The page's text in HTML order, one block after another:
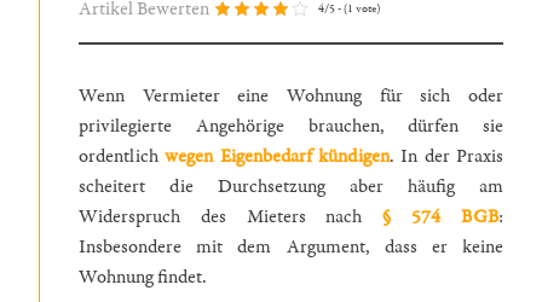
Artikel Bewerten 4/5 - (1 vote)
Wenn Vermieter eine Wohnung für sich oder
privilegierte Angehörige brauchen, dürfen sie
ordentlichwegen Eigenbedarf kündigen. In der Praxis
scheitert die Durchsetzung aber häufig am
Widerspruch des Mieters nach§ 574 BGB:
Insbesondere mit dem Argument, dass er keine
Wohnung findet.